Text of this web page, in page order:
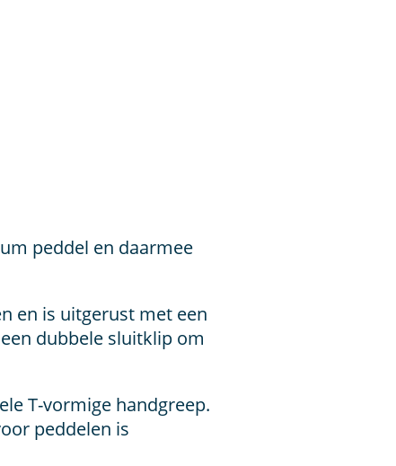
peddel en daarmee
en is uitgerust met een
dubbele sluitklip om
T-vormige handgreep.
peddelen is